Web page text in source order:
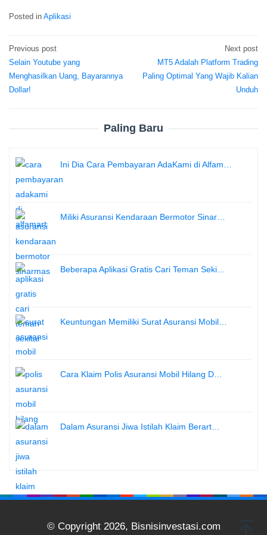
Posted in Aplikasi
Post
navigation
Previous post
Selain Youtube yang
Menghasilkan Uang, Bayarannya
Dollar!
Next post
MT5 Adalah Platform Trading
Paling Optimal Yang Wajib Kalian
Unduh
Paling Baru
Ini Dia Cara Pembayaran AdaKami di Alfam…
Miliki Asuransi Kendaraan Bermotor Sinar…
Beberapa Aplikasi Gratis Cari Teman Seki…
Keuntungan Memiliki Surat Asuransi Mobil…
Cara Klaim Polis Asuransi Mobil Hilang D…
Dalam Asuransi Jiwa Istilah Klaim Berart…
© Copyright 2026, Bisnisinvestasi.com